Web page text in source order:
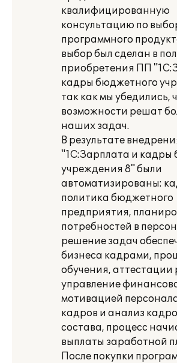
квалифицированную
консультацию по
программного
выбор был сделан в
приобретения ПП
кадры бюджетного
так как мы убедились,
возможности решат
наших задач.
В результате
"1С:Зарплата и кадры
учреждения 8" были
автоматизированы:
политика бюджетного
предприятия,
потребностей в
решение задач
бизнеса кадрами,
обучения, аттестации
управление
мотивацией
кадров и анализ
состава, процесс
выплаты заработной
После покупки